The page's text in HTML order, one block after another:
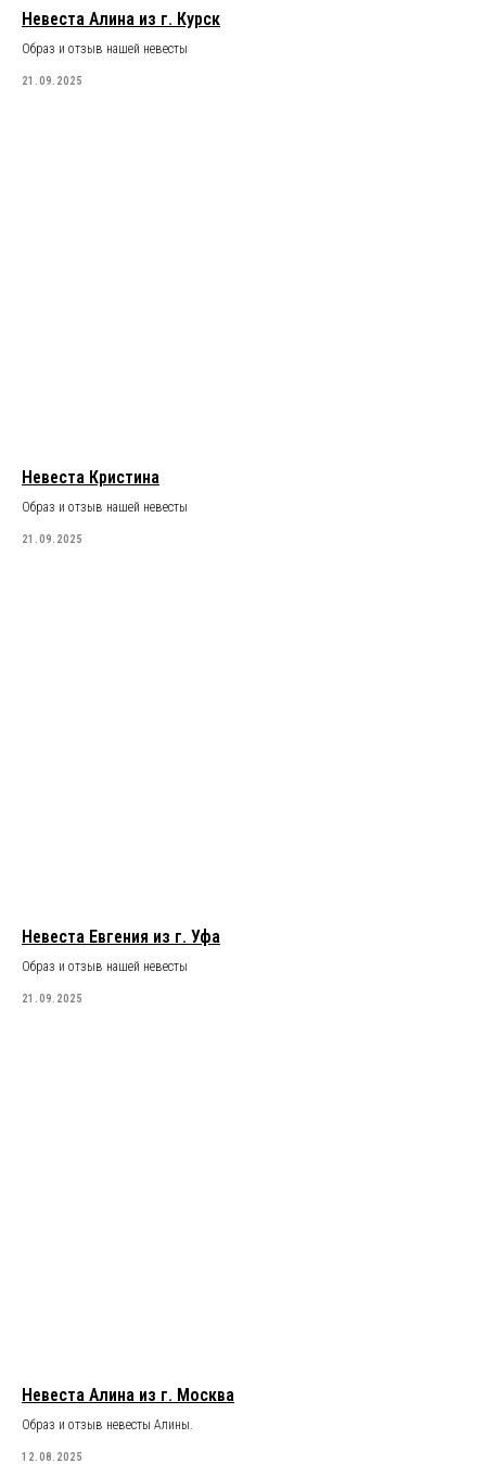
Невеста Алина из г. Курск
Образ и отзыв нашей невесты
21.09.2025
Невеста Кристина
Образ и отзыв нашей невесты
21.09.2025
Невеста Евгения из г. Уфа
Образ и отзыв нашей невесты
21.09.2025
Невеста Алина из г. Москва
Образ и отзыв невесты Алины.
12.08.2025